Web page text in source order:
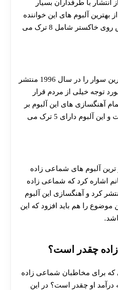
انتشار با طرفداران بسیار
بهترین آلبوم های این خواننده
معروف تبدیل شد. آلبوم آتش روی خاکستر شامل 8 ترک می
حسن شماعی زاده آلبوم آخرین سوار را در سال 1996 منتشر
توجه خیلی از مردم قرار
آهنگسازی های این آلبوم بر
عهده شماعی زاده بوده است و این آلبوم دارای 5 ترک می
ترین آلبوم های شماعی زاده
اشاره کرد که شماعی زاده
آلبوم را در سال 2002 منتشر کرد و آهنگسازی این آلبوم
موضوع را هم باید افزود که این
چقدر است؟
که برای مخاطبان شماعی زاده
درآمد او چقدر است؟ در این